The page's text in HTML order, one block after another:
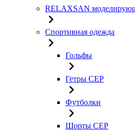
RELAXSAN
Спортивная одежда
Гольфы
Гетры CEP
Футболки
Шорты CEP